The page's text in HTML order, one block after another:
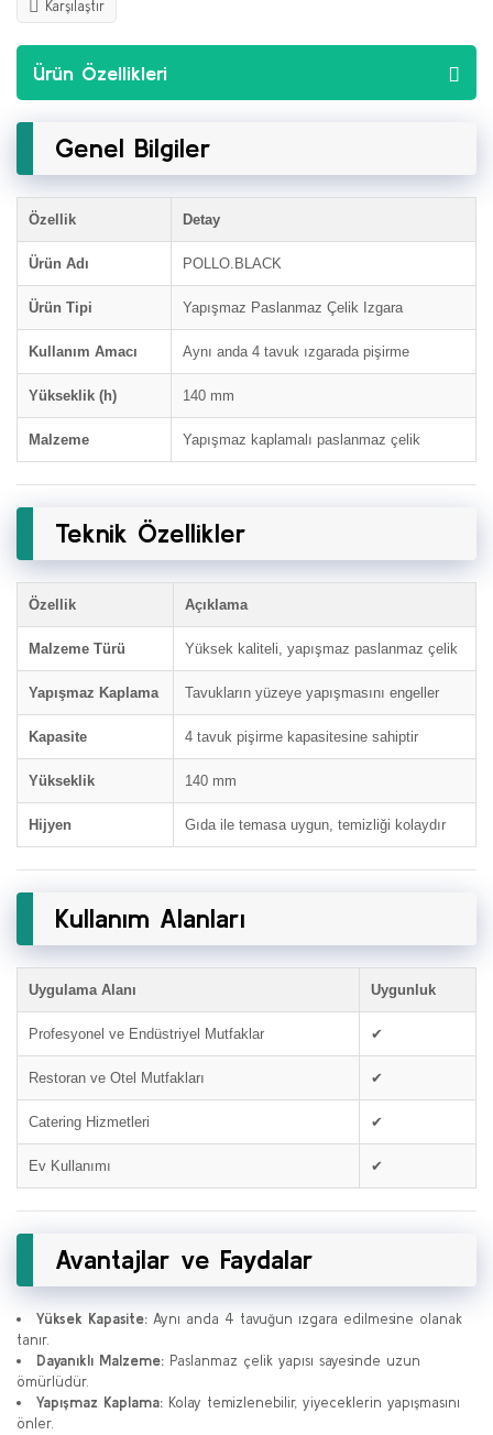
Karşılaştır
Ürün Özellikleri
Genel Bilgiler
Özellik Detay
Ürün Adı POLLO.BLACK
Ürün Tipi Yapışmaz Paslanmaz Çelik Izgara
Kullanım Amacı Aynı anda 4 tavuk ızgarada pişirme
Yükseklik (h) 140 mm
Malzeme Yapışmaz kaplamalı paslanmaz çelik
Teknik Özellikler
Özellik Açıklama
Malzeme Türü Yüksek kaliteli, yapışmaz paslanmaz çelik
Yapışmaz Kaplama Tavukların yüzeye yapışmasını engeller
Kapasite 4 tavuk pişirme kapasitesine sahiptir
Yükseklik 140 mm
Hijyen Gıda ile temasa uygun, temizliği kolaydır
Kullanım Alanları
Uygulama Alanı Uygunluk
Profesyonel ve Endüstriyel Mutfaklar ✔
Restoran ve Otel Mutfakları ✔
Catering Hizmetleri ✔
Ev Kullanımı ✔
Avantajlar ve Faydalar
Yüksek Kapasite: Aynı anda 4 tavuğun ızgara edilmesine olanak
tanır.
Dayanıklı Malzeme: Paslanmaz çelik yapısı sayesinde uzun
ömürlüdür.
Yapışmaz Kaplama: Kolay temizlenebilir, yiyeceklerin yapışmasını
önler.